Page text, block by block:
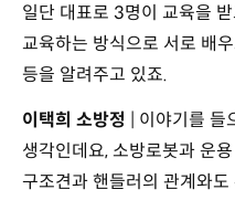
일단 대표로 3명이 교육을
교육하는 방식으로 서로 배
등을 알려주고 있죠.
이택희 소방정 | 이야기를
생각인데요, 소방로봇과 운
구조견과 핸들러의 관계와